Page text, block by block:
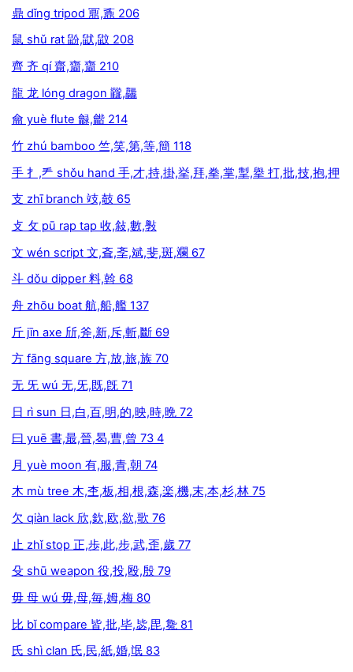
鼎 dǐng tripod 鼏,鼒 206
鼠 shǔ rat 鼢,鼣,鼤 208
齊 齐 qí 齋,齏,齏 210
龍 龙 lóng dragon 龖,龘
龠 yuè flute 龣,龤 214
竹 zhú bamboo 竺,笑,第,等,簡 118
手 扌,龵 shǒu hand 手,才,持,掛,挙,拜,拳,掌,掣,擧 打,批,技,抱,押
支 zhī branch 攱,攲 65
攴 攵 pū rap tap 收,敍,數,斅
文 wén script 文,斊,斈,斌,斐,斑,斕 67
斗 dǒu dipper 料,斡 68
舟 zhōu boat 航,船,艦 137
斤 jīn axe 斦,斧,新,斥,斬,斷 69
方 fāng square 方,放,旅,族 70
无 旡 wú 无,旡,既,旣 71
日 rì sun 日,白,百,明,的,映,時,晩 72
曰 yuē 書,最,晉,曷,曹,曾 73 4
月 yuè moon 有,服,青,朝 74
木 mù tree 木,杢,板,相,根,森,楽,機,末,本,杉,林 75
欠 qiàn lack 欣,欽,欧,欲,歌 76
止 zhǐ stop 正,歩,此,步,武,歪,歲 77
殳 shū weapon 役,投,殴,殷 79
毋 母 wú 毋,母,毎,姆,梅 80
比 bǐ compare 皆,批,毕,毖,毘,毚 81
氏 shì clan 氏,民,紙,婚,氓 83